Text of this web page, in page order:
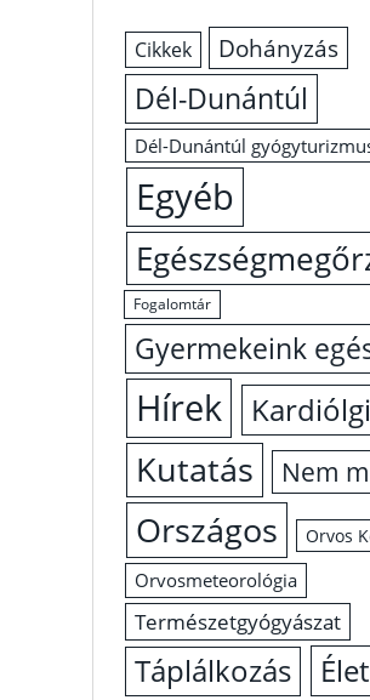
Cikkek Dohányzás
Dél-Dunántúl
Dél-Dunántúl
Egyéb
Fogalomtár
Gyermekeink
Hírek
Kutatás Nem
Országos Orvos
Orvosmeteorológia
Természetgyógyászat
Táplálkozás